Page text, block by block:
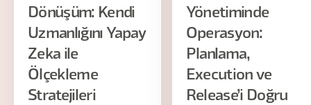
Dönüşüm: Kendi
Uzmanlığını Yapay
Zeka ile
Ölçekleme
Stratejileri
Yönetiminde
Operasyon:
Planlama,
Execution ve
Release’i Doğru